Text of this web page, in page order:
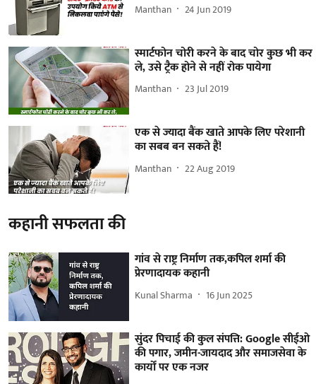
Manthan 24 Jun 2019
स्मार्टफोन चोरी करने के बाद चोर कुछ भी कर
ले, उसे ट्रैक होने से नहीं रोक पायेगा
Manthan 23 Jul 2019
एक से ज्यादा बैंक खाते आपके लिए परेशानी
का सबब बन सकते हैं!
Manthan 22 Aug 2019
कहानी सफलता की
गांव से राष्ट्र निर्माण तक,कपिल शर्मा की
प्रेरणादायक कहानी
Kunal Sharma 16 Jun 2025
सुंदर पिचाई की कुल संपत्ति: Google सीईओ
की पगार, जमीन-जायदाद और समाजसेवा के
कार्यों पर एक नजर